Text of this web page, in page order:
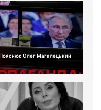
Олег Магалецький